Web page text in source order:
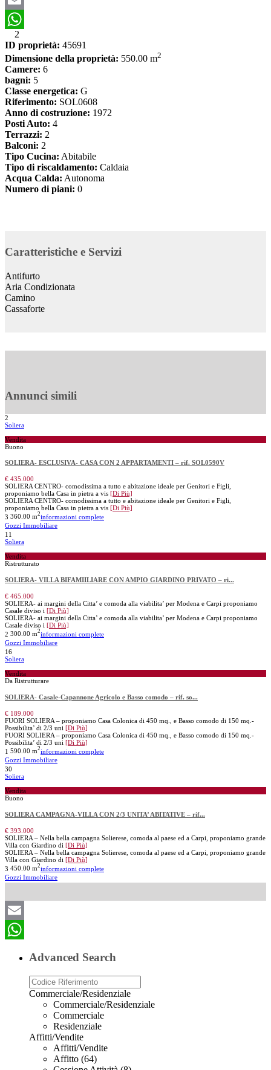
Email
WhatsApp
2
ID proprietà: 45691
Dimensione della proprietà: 550.00 m2
Camere: 6
bagni: 5
Classe energetica: G
Riferimento: SOL0608
Anno di costruzione: 1972
Posti Auto: 4
Terrazzi: 2
Balconi: 2
Tipo Cucina: Abitabile
Tipo di riscaldamento: Caldaia
Acqua Calda: Autonoma
Numero di piani: 0
Caratteristiche e Servizi
Antifurto
Aria Condizionata
Camino
Cassaforte
Annunci simili
2
Soliera
Vendita
Buono
SOLIERA- ESCLUSIVA- CASA CON 2 APPARTAMENTI – rif. SOL0590V
€ 435.000
SOLIERA CENTRO- comodissima a tutto e abitazione ideale per Genitori e Figli,
proponiamo bella Casa in pietra a vis [Di Più]
SOLIERA CENTRO- comodissima a tutto e abitazione ideale per Genitori e Figli,
proponiamo bella Casa in pietra a vis [Di Più]
3 360.00 m2informazioni complete
Gozzi Immobiliare
11
Soliera
Vendita
Ristrutturato
SOLIERA- VILLA BIFAMIILIARE CON AMPIO GIARDINO PRIVATO – ri...
€ 465.000
SOLIERA- ai margini della Citta’ e comoda alla viabilita’ per Modena e Carpi proponiamo
Casale diviso i [Di Più]
SOLIERA- ai margini della Citta’ e comoda alla viabilita’ per Modena e Carpi proponiamo
Casale diviso i [Di Più]
2 300.00 m2informazioni complete
Gozzi Immobiliare
16
Soliera
Vendita
Da Ristrutturare
SOLIERA- Casale-Capannone Agricolo e Basso comodo – rif. so...
€ 189.000
FUORI SOLIERA – proponiamo Casa Colonica di 450 mq., e Basso comodo di 150 mq.-
Possibilita’ di 2/3 uni [Di Più]
FUORI SOLIERA – proponiamo Casa Colonica di 450 mq., e Basso comodo di 150 mq.-
Possibilita’ di 2/3 uni [Di Più]
1 590.00 m2informazioni complete
Gozzi Immobiliare
30
Soliera
Vendita
Buono
SOLIERA CAMPAGNA-VILLA CON 2/3 UNITA’ ABITATIVE – rif...
€ 393.000
SOLIERA – Nella bella campagna Solierese, comoda al paese ed a Carpi, proponiamo grande
Villa con Giardino di [Di Più]
SOLIERA – Nella bella campagna Solierese, comoda al paese ed a Carpi, proponiamo grande
Villa con Giardino di [Di Più]
3 450.00 m2informazioni complete
Gozzi Immobiliare
Email
Advanced Search
Commerciale/Residenziale
Commerciale/Residenziale
Commerciale
Residenziale
Affitti/Vendite
Affitti/Vendite
Affitto (64)